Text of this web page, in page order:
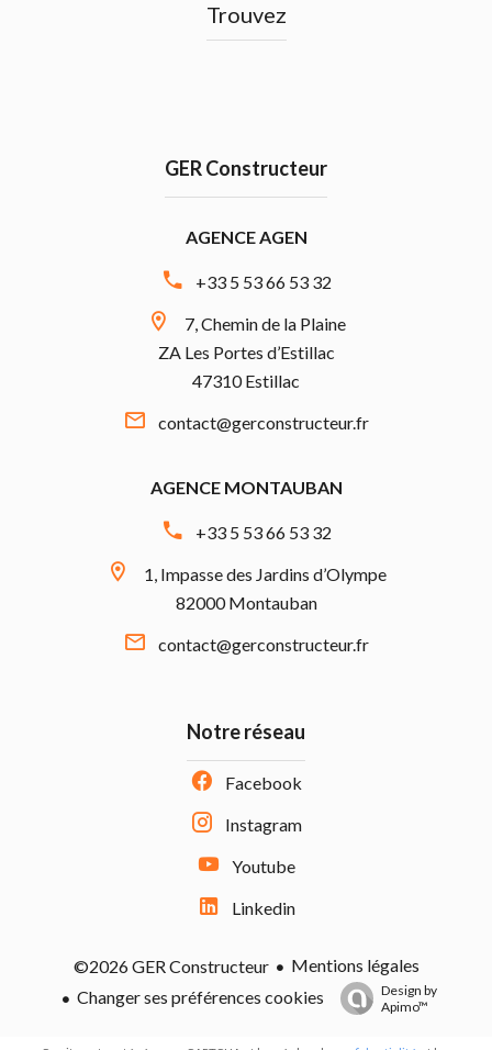
Trouvez
GER Constructeur
AGENCE AGEN
+33 5 53 66 53 32
7, Chemin de la Plaine
ZA Les Portes d’Estillac
47310 Estillac
contact@gerconstructeur.fr
AGENCE MONTAUBAN
+33 5 53 66 53 32
1, Impasse des Jardins d’Olympe
82000 Montauban
contact@gerconstructeur.fr
Notre réseau
Facebook
Instagram
Youtube
Linkedin
©2026 GER Constructeur
Mentions légales
Changer ses préférences cookies
Design by
Apimo™